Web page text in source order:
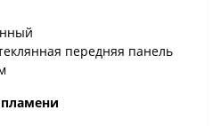
передняя панель